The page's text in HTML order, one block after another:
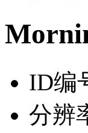
ID编
分辨